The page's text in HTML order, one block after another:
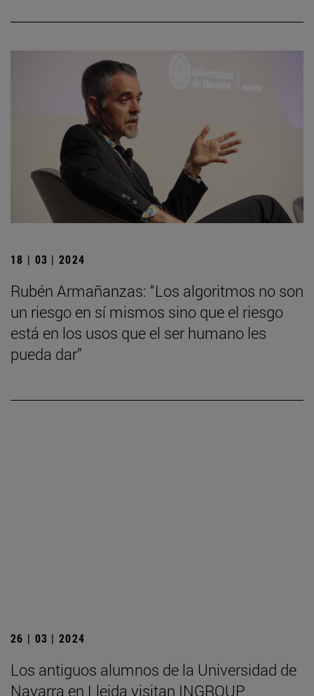
18 | 03 | 2024
Rubén Armañanzas: “Los algoritmos no son
un riesgo en sí mismos sino que el riesgo
está en los usos que el ser humano les
pueda dar”
26 | 03 | 2024
Los antiguos alumnos de la Universidad de
Navarra en Lleida visitan INGROUP